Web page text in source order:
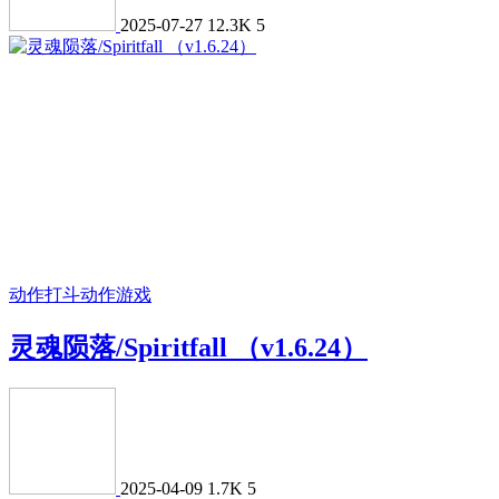
2025-07-27 12.3K 5
动作打斗动作游戏
灵魂陨落/Spiritfall （v1.6.24）
2025-04-09 1.7K 5